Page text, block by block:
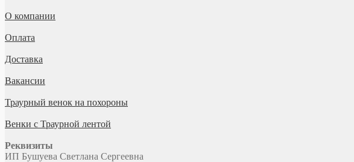
О компании
Оплата
Доставка
Вакансии
Траурный венок на похороны
Венки с Траурной лентой
Реквизиты
ИП Бушуева Светлана Сергеевна